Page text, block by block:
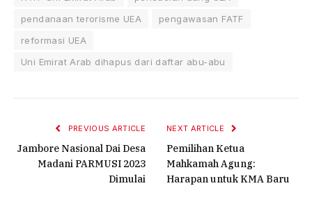
pendanaan terorisme UEA
pengawasan FATF
reformasi UEA
Uni Emirat Arab dihapus dari daftar abu-abu
PREVIOUS ARTICLE
Jambore Nasional Dai Desa
Madani PARMUSI 2023
Dimulai
NEXT ARTICLE
Pemilihan Ketua
Mahkamah Agung:
Harapan untuk KMA Baru